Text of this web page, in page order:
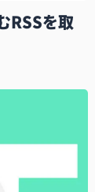
RSSを取